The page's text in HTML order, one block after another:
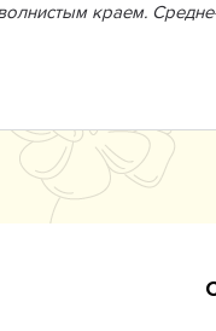
краем.